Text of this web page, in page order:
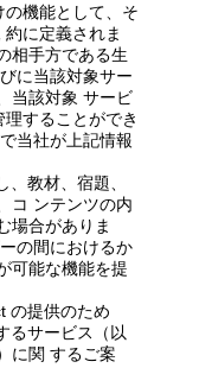
機能として、そ
に定義されま
相手方である生
に当該対象サー
当該対象 サービ
することができ
当社が上記情報
教材、宿題、
コ ンテンツの内
場合がありま
の間におけるか
可能な機能を提
の提供のため
るサービス（以
に関 するご案